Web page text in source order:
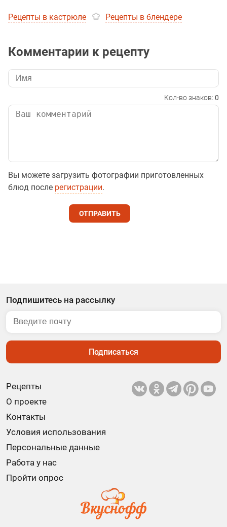
Рецепты в кастрюле Рецепты в блендере
Комментарии к рецепту
Кол-во знаков: 0
Вы можете загрузить фотографии приготовленных
блюд после регистрации.
ОТПРАВИТЬ
Рецепты
О проекте
Контакты
Условия использования
Персональные данные
Работа у нас
Пройти опрос
Подпишитесь на рассылку
Подписаться